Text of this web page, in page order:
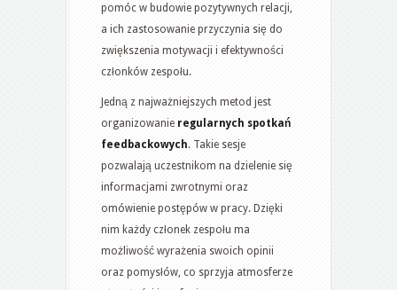
pomóc w budowie pozytywnych relacji,
a ich zastosowanie przyczynia się do
zwiększenia motywacji i efektywności
członków zespołu.
Jedną z najważniejszych metod jest
organizowanie regularnych spotkań
feedbackowych. Takie sesje
pozwalają uczestnikom na dzielenie się
informacjami zwrotnymi oraz
omówienie postępów w pracy. Dzięki
nim każdy członek zespołu ma
możliwość wyrażenia swoich opinii
oraz pomysłów, co sprzyja atmosferze